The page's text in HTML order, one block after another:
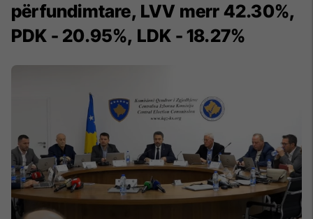
përfundimtare, LVV merr 42.30%,
PDK - 20.95%, LDK - 18.27%